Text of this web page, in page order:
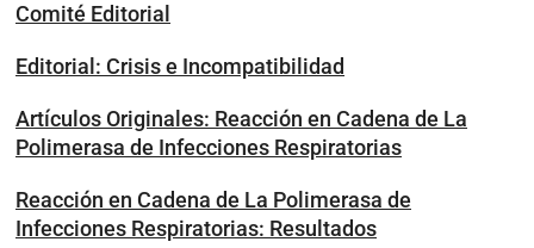
Comité Editorial
Editorial: Crisis e Incompatibilidad
Artículos Originales: Reacción en Cadena de La
Polimerasa de Infecciones Respiratorias
Reacción en Cadena de La Polimerasa de
Infecciones Respiratorias: Resultados